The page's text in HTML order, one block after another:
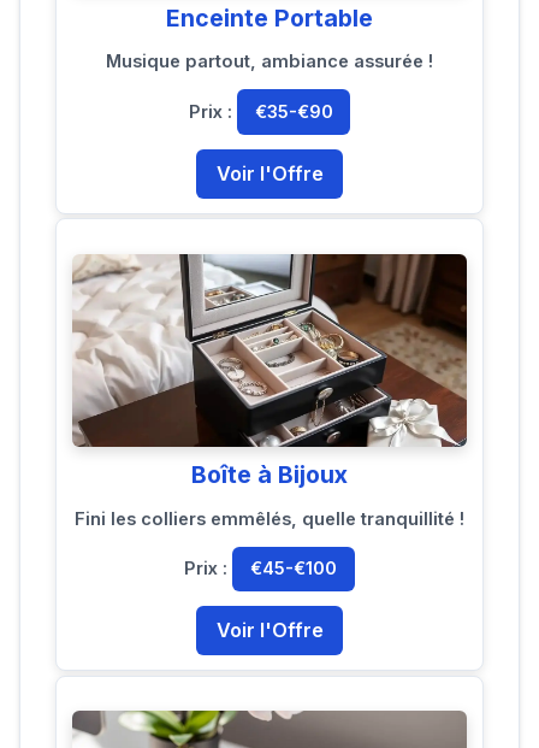
Enceinte Portable
Musique partout, ambiance assurée !
Prix : €35-€90
Voir l'Offre
Boîte à Bijoux
Fini les colliers emmêlés, quelle tranquillité !
Prix : €45-€100
Voir l'Offre